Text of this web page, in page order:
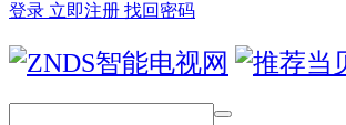
登录 立即注册 找回密码